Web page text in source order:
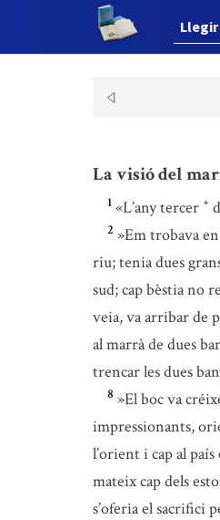
La visió del
1 «L’any tercer *
2 »Em trobava
riu; tenia dues
sud; cap bèstia no
veia, va arribar de
al marrà de dues
trencar les dues
8 »El boc va
impressionants,
l’orient i cap al
mateix cap dels
s’oferia el sacrifici